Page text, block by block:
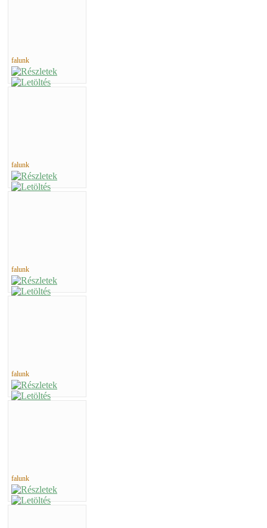
falunk
falunk
falunk
falunk
falunk